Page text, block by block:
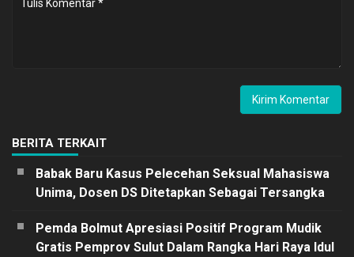
BERITA TERKAIT
Babak Baru Kasus Pelecehan Seksual Mahasiswa
Unima, Dosen DS Ditetapkan Sebagai Tersangka
Pemda Bolmut Apresiasi Positif Program Mudik
Gratis Pemprov Sulut Dalam Rangka Hari Raya Idul